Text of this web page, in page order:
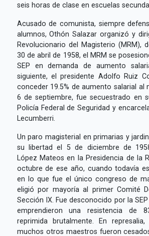
seis horas de clase en escuelas
Acusado de comunista, siempre
alumnos, Othón Salazar organizó y
Revolucionario del Magisterio (MRM),
30 de abril de 1958, el MRM se
SEP en demanda de aumento
siguiente, el presidente Adolfo Ruiz
conceder 19.5% de aumento salarial al
6 de septiembre, fue secuestrado en
Policía Federal de Seguridad y
Lecumberri.
Un paro magisterial en primarias y
su libertad el 5 de diciembre de
López Mateos en la Presidencia de la
octubre de ese año, cuando todavía
en lo que fue el único congreso de
eligió por mayoría al primer Comité
Sección IX. Fue desconocido por la
emprendieron una resistencia de
reprimida brutalmente. En
muchos otros maestros fueron